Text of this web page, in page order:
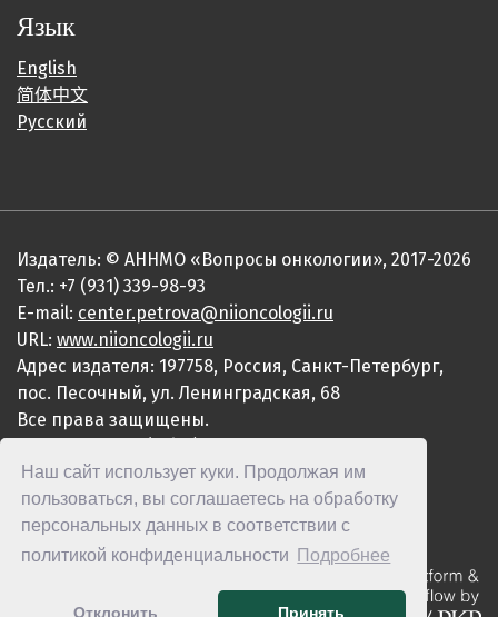
Наш сайт использует куки. Продолжая им
пользоваться, вы соглашаетесь на обработку
персональных данных в соответствии с
политикой конфиденциальности
Подробнее
Отклонить Принять
Язык
English
简体中文
Русский
Издатель: © АННМО «Вопросы онкологии», 2017-2026
Тел.: +7 (931) 339-98-93
E-mail: center.petrova@niioncologii.ru
URL: www.niioncologii.ru
Адрес издателя: 197758, Россия, Санкт-Петербург,
пос. Песочный, ул. Ленинградская, 68
Все права защищены.
ISSN 2949-4915 (Online)